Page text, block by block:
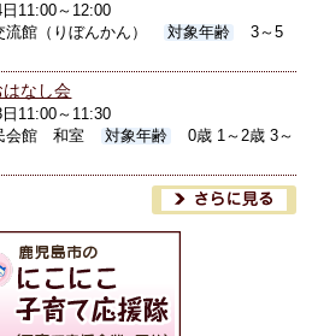
11:00～12:00
館（りぼんかん） 対象年齢
3～5
なし会
11:00～11:30
会館 和室 対象年齢
0歳 1～2歳 3～